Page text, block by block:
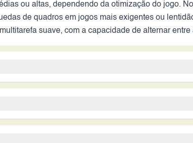
ou altas, dependendo da otimização do jogo.
de quadros em jogos mais exigentes ou
suave, com a capacidade de alternar
wide, expandindo as opções criativas. A ausência
ao fotografar em ambientes com pouca luz ou